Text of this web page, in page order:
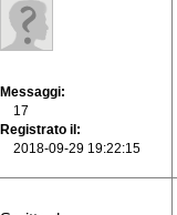
Messaggi
17
Registrato il
2018-09-29 19:22:15